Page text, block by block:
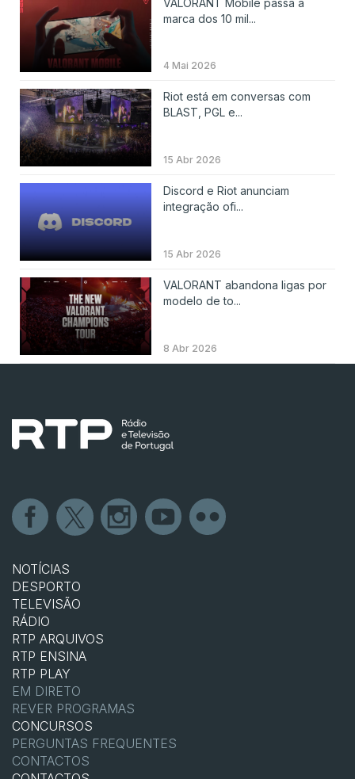
marca dos 10 mil...
4 Mai 2026
Riot está em conversas com
BLAST, PGL e...
15 Abr 2026
Discord e Riot anunciam
integração ofi...
15 Abr 2026
VALORANT abandona ligas por
modelo de to...
8 Abr 2026
NOTÍCIAS
DESPORTO
TELEVISÃO
RÁDIO
RTP ARQUIVOS
RTP ENSINA
RTP PLAY
EM DIRETO
REVER PROGRAMAS
CONCURSOS
PERGUNTAS FREQUENTES
CONTACTOS